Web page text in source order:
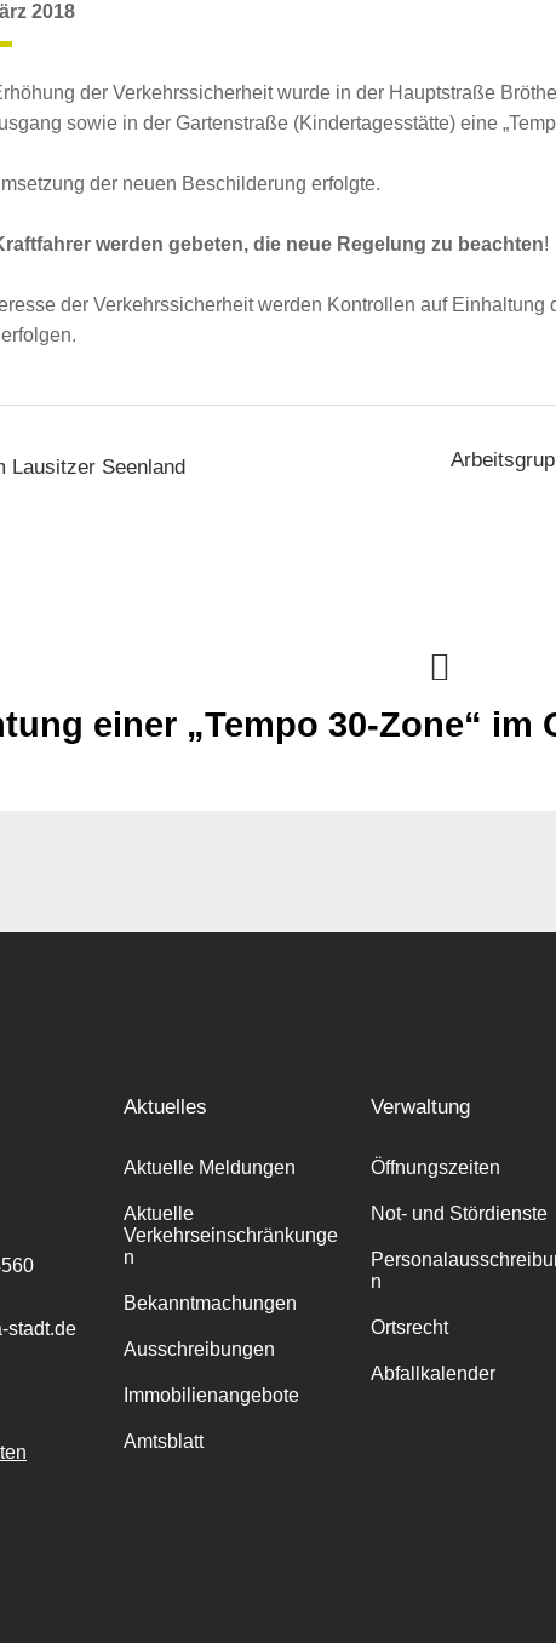
2018
der Verkehrssicherheit wurde in der Hauptstraße
sowie in der Gartenstraße (Kindertagesstätte) eine
der neuen Beschilderung erfolgte.
werden gebeten, die neue Regelung zu beachten!
der Verkehrssicherheit werden Kontrollen auf
Lausitzer Seenland
einer „Tempo 30-Zone“
stadt.de
Aktuelles
Aktuelle Meldungen
Aktuelle
Verkehrseinschränkunge
n
Bekanntmachungen
Ausschreibungen
Immobilienangebote
Amtsblatt
Verwaltung
Öffnungszeiten
Not- und Stördienste
n
Ortsrecht
Abfallkalender